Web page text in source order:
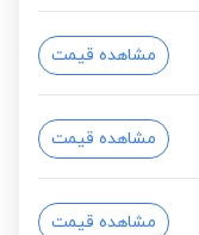
مشاهده قیمت
مشاهده قیمت
مشاهده قیمت